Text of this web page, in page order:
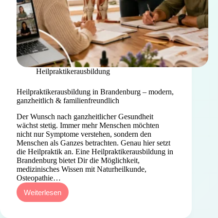
Heilpraktikerausbildung
Heilpraktikerausbildung in Brandenburg – modern,
ganzheitlich & familienfreundlich
Der Wunsch nach ganzheitlicher Gesundheit
wächst stetig. Immer mehr Menschen möchten
nicht nur Symptome verstehen, sondern den
Menschen als Ganzes betrachten. Genau hier setzt
die Heilpraktik an. Eine Heilpraktikerausbildung in
Brandenburg bietet Dir die Möglichkeit,
medizinisches Wissen mit Naturheilkunde,
Osteopathie…
WeiterlesenHeilpraktikerausbildung
in